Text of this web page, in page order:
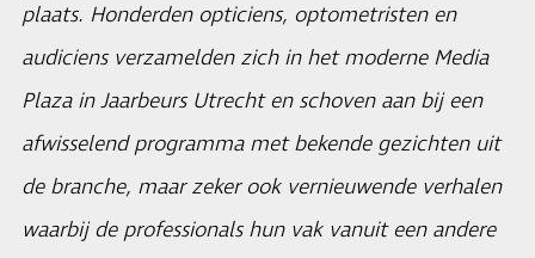
plaats. Honderden opticiens, optometristen en
audiciens verzamelden zich in het moderne Media
Plaza in Jaarbeurs Utrecht en schoven aan bij een
afwisselend programma met bekende gezichten uit
de branche, maar zeker ook vernieuwende verhalen
waarbij de professionals hun vak vanuit een andere